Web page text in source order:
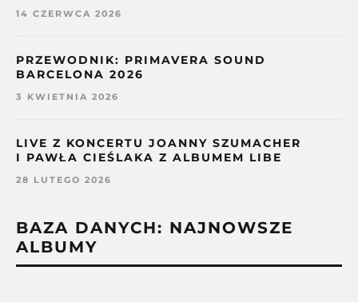
14 CZERWCA 2026
PRZEWODNIK: PRIMAVERA SOUND
BARCELONA 2026
3 KWIETNIA 2026
LIVE Z KONCERTU JOANNY SZUMACHER
I PAWŁA CIEŚLAKA Z ALBUMEM LIBE
28 LUTEGO 2026
BAZA DANYCH: NAJNOWSZE
ALBUMY